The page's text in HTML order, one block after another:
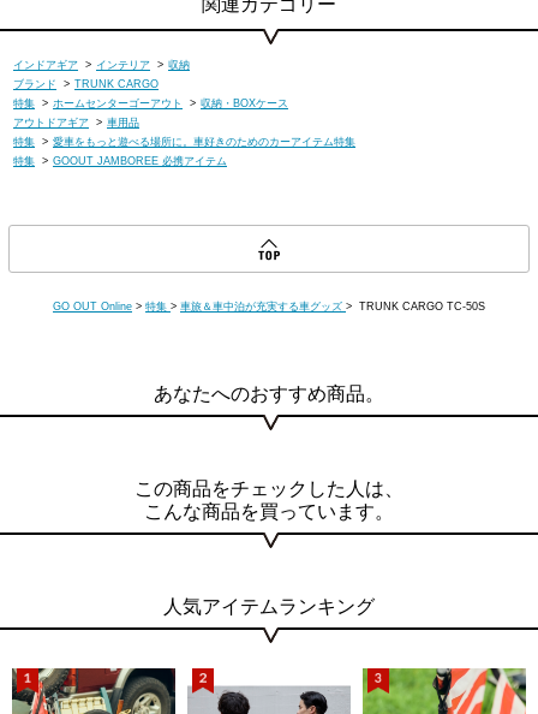
インドアギア > インテリア > 収納
ブランド
> TRUNK CARGO
特集 > ホームセンターゴーアウト > 収納・BOXケース
アウトドアギア > 車用品
特集 > 愛車をもっと遊べる場所に。車好きのためのカーアイテム特集
特集 > GOOUT JAMBOREE 必携アイテム
GO OUT Online > 特集 > 車旅＆車中泊が充実する車グッズ > TRUNK CARGO TC-50S
あなたへのおすすめ商品。
この商品をチェックした人は、
こんな商品を買っています。
人気アイテムランキング